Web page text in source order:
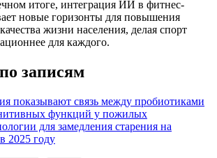
итоге, интеграция ИИ в фитнес-
новые горизонты для повышения
жизни населения, делая спорт
для каждого.
записям
показывают связь между пробиотиками
функций у пожилых
для замедления старения на
2025 году